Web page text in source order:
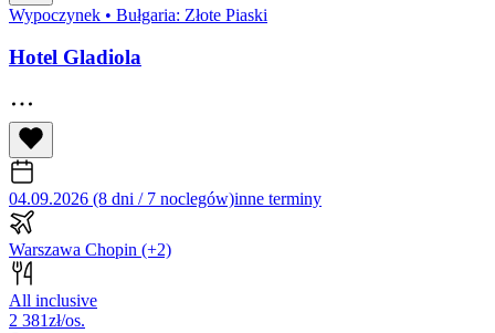
Wypoczynek • Bułgaria: Złote Piaski
Hotel Gladiola
04.09.2026 (8 dni / 7 noclegów)inne terminy
Warszawa Chopin (+2)
All inclusive
2 381zł/os.